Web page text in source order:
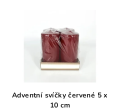
Adventní svíčky červené 5 x
10 cm